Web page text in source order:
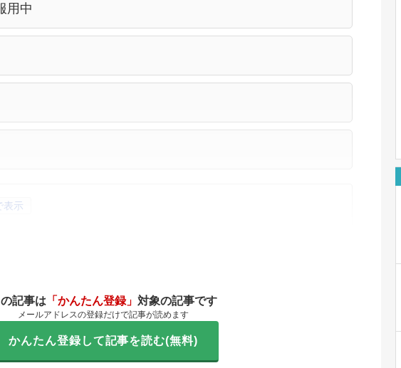
用中
表示
記事は 「かんたん登録」 対象の記事です
メールアドレスの登録だけで記事が読めます
かんたん登録して記事を読む(無料)